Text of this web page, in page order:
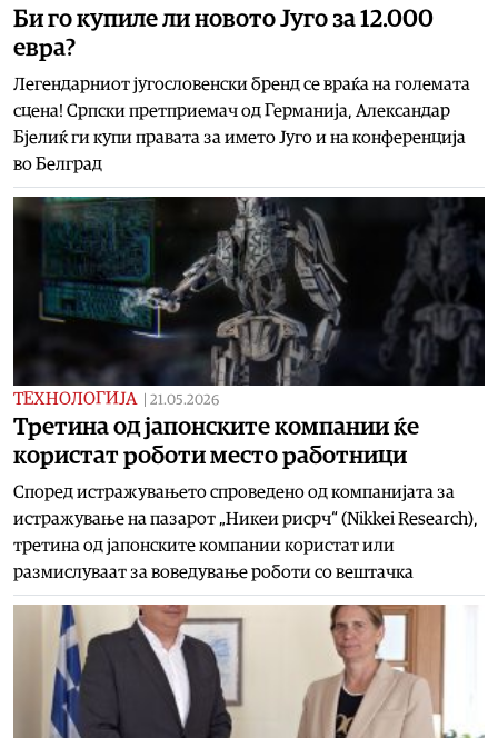
Би го купиле ли новото Југо за 12.000
евра?
Легендарниот југословенски бренд се враќа на големата
сцена! Српски претприемач од Германија, Александар
Бјелиќ ги купи правата за името Југо и на конференција
во Белград
ТЕХНОЛОГИЈА 21.05.2026
Третина од јапонските компании ќе
користат роботи место работници
Според истражувањето спроведено од компанијата за
истражување на пазарот „Никеи рисрч“ (Nikkei Research),
третина од јапонските компании користат или
размислуваат за воведување роботи со вештачка